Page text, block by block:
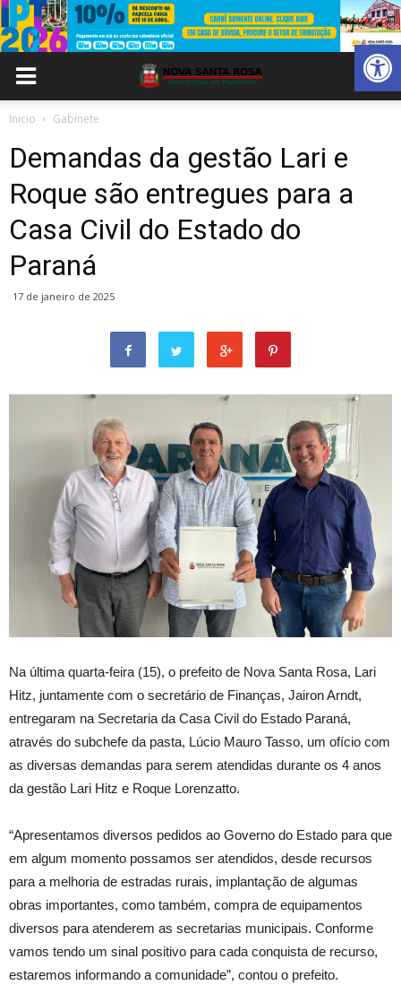
Abrir
Inicio Gabinete
Demandas da gestão Lari e
Roque são entregues para a
Casa Civil do Estado do
Paraná
17 de janeiro de 2025
Na última quarta-feira (15), o prefeito de Nova Santa Rosa, Lari
Hitz, juntamente com o secretário de Finanças, Jairon Arndt,
entregaram na Secretaria da Casa Civil do Estado Paraná,
através do subchefe da pasta, Lúcio Mauro Tasso, um ofício com
as diversas demandas para serem atendidas durante os 4 anos
da gestão Lari Hitz e Roque Lorenzatto.
“Apresentamos diversos pedidos ao Governo do Estado para que
em algum momento possamos ser atendidos, desde recursos
para a melhoria de estradas rurais, implantação de algumas
obras importantes, como também, compra de equipamentos
diversos para atenderem as secretarias municipais. Conforme
vamos tendo um sinal positivo para cada conquista de recurso,
estaremos informando a comunidade”, contou o prefeito.